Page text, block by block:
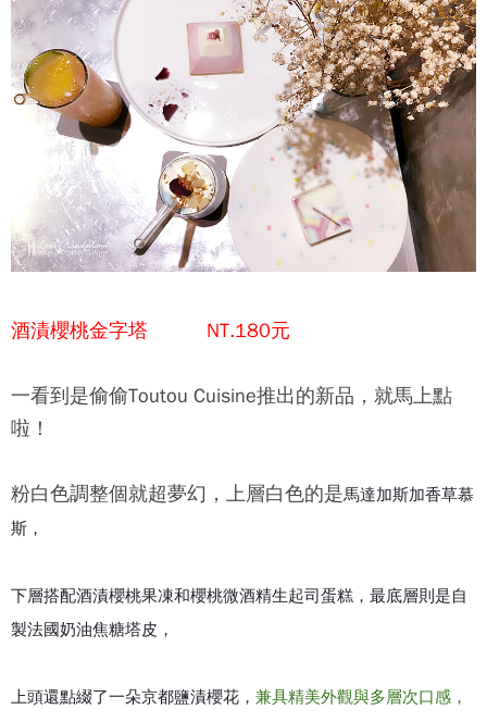
酒漬櫻桃金字塔 NT.180元
一看到是偷偷Toutou Cuisine推出的新品，就馬上點
啦！
粉白色調整個就超夢幻，上層白色的是馬達加斯加香草慕
斯，
下層搭配酒漬櫻桃果凍和櫻桃微酒精生起司蛋糕，最底層則是自
製法國奶油焦糖塔皮，
上頭還點綴了一朵京都鹽漬櫻花， 兼具精美外觀與多層次口感，